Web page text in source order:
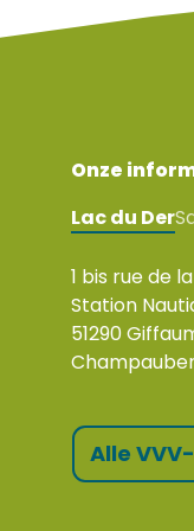
Onze
Lac du Der
1 bis rue de
Station
51290
Alle